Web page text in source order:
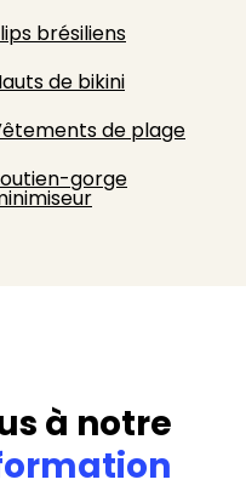
brésiliens
de bikini
de plage
gorge
à notre